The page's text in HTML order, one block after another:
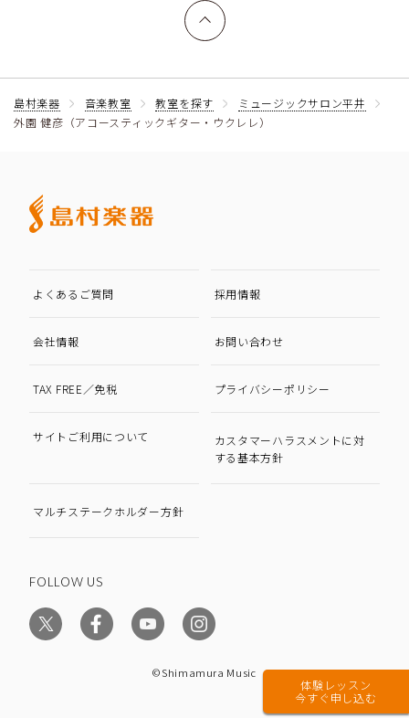
上へ戻る
体験レッスン
今すぐ申し込む
島村楽器 音楽教室 教室を探す
ミュージックサロン平井
外園 健彦（アコースティックギター・ウクレレ）
よくあるご質問 採用情報
会社情報 お問い合わせ
TAX FREE／免税 プライバシーポリシー
サイトご利用について
カスタマーハラスメントに対
する基本方針
マルチステークホルダー方針
FOLLOW US
©Shimamura Music